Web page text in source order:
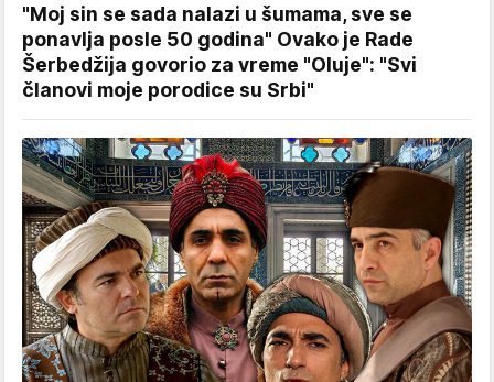
"Moj sin se sada nalazi u šumama, sve se
ponavlja posle 50 godina" Ovako je Rade
Šerbedžija govorio za vreme "Oluje": "Svi
članovi moje porodice su Srbi"